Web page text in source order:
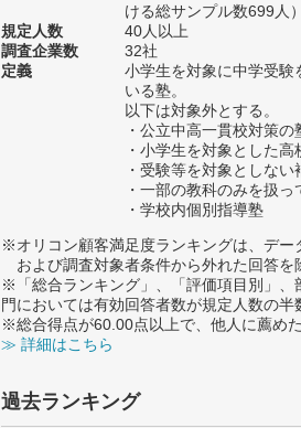
ける総サンプル数699人）
規定人数
40人以上
調査企業数
32社
定義
小学生を対象に中学受験
いる塾。
以下は対象外とする。
・公立中高一貫校対策の
・小学生を対象とした
・受験等を対象としない
・一部の教科のみを扱っ
・学校内個別指導塾
※オリコン顧客満足度ランキングは、デー
および調査対象者条件から外れた回答を
※「総合ランキング」、「評価項目別」、
門においては有効回答者数が規定人数の半
※総合得点が60.00点以上で、他人に薦め
≫ 詳細はこちら
過去ランキング